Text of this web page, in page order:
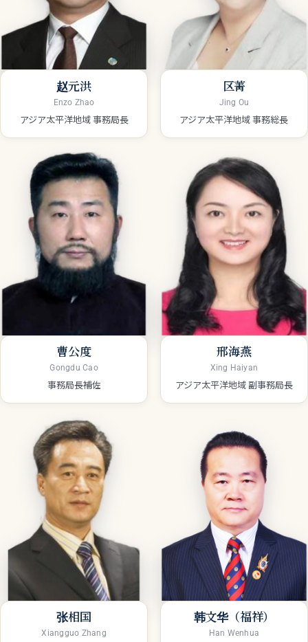
赵元洪
Enzo Zhao
アジア太平洋地域 事務局長
区菁
Jing Ou
アジア太平洋地域 事務総長
曹公度
Gongdu Cao
事務局長補佐
邢海燕
Xing Haiyan
アジア太平洋地域 副事務局長
张相国
Xiangguo Zhang
韩文华（福祥）
Han Wenhua